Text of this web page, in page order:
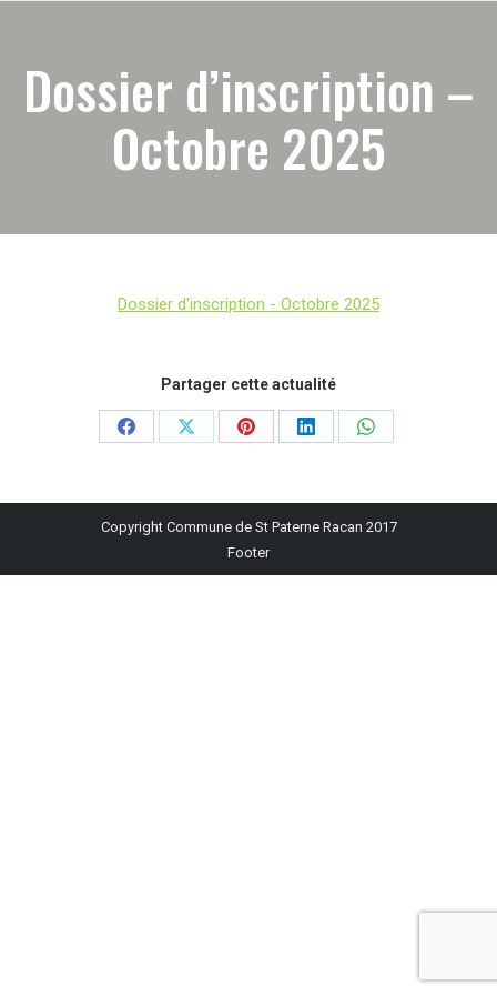
Dossier d’inscription –
Octobre 2025
Dossier d'inscription - Octobre 2025
Partager cette actualité
Partager
Facebook
Partager
X
Partager
Pinterest
Partager
LinkedIn
Partager
WhatsApp
Copyright Commune de St Paterne Racan 2017
Footer